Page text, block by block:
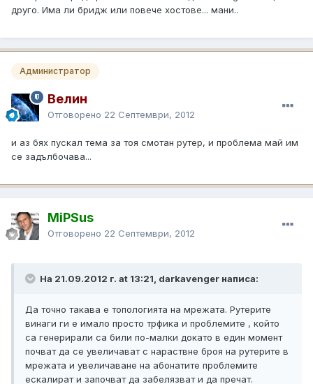
друго. Има ли бридж или повече хостове... мани..
Администратор
Велин
Отговорено 22 Септември, 2012
и аз бях пускал тема за тоя смотан рутер, и проблема май им
се задълбочава...
MiPSus
Отговорено 22 Септември, 2012
На 21.09.2012 г. at 13:21, darkavenger написа:
Да точно такава е топологията на мрежата. Рутерите
винаги ги е имало просто трфика и проблемите , който
са генерирали са били по-малки докато в един момент
почват да се увеличават с нараствне броя на рутерите в
мрежата и увеличаване на абонатите проблемите
ескалират и започват да забелязват и да пречат.